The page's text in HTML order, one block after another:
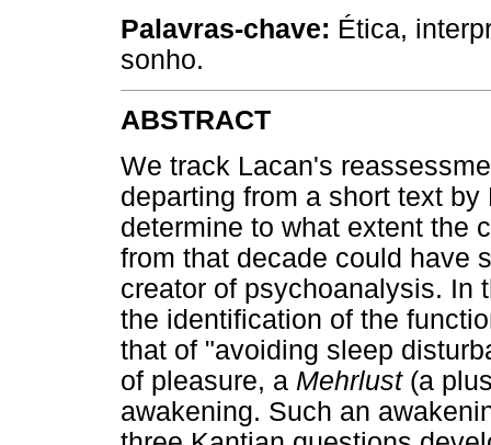
Palavras-chave: Ética,
sonho.
ABSTRACT
We track Lacan's
departing from a short text
determine to what extent the
from that decade could have
creator of psychoanalysis. In
the identification of the
that of "avoiding sleep
of pleasure, a Mehrlust(a
awakening. Such an